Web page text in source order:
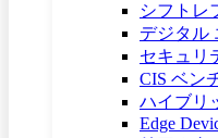
シフトレ
デジタル
セキュリ
CIS ベン
ハイブリ
Edge